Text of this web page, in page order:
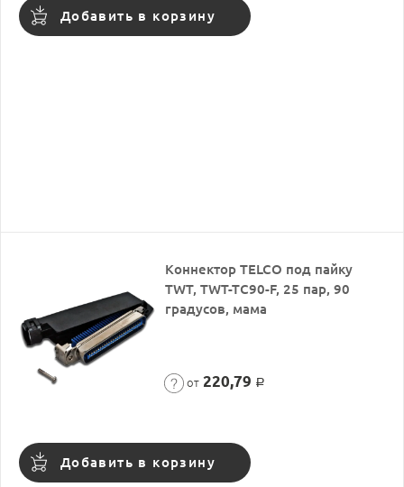
Добавить в корзину
Коннектор TELCO под пайку
TWT, TWT-TC90-F, 25 пар, 90
градусов, мама
от 220,79 Р
Добавить в корзину